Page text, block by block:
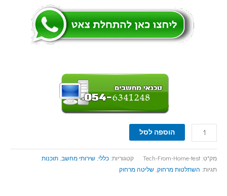
הוספה לסל
מק"ט:Tech-From-Home-test קטגוריות: כללי שירותי מחשב תוכנות
תגיות: השתלטות מרחוק שליטה מרחוק